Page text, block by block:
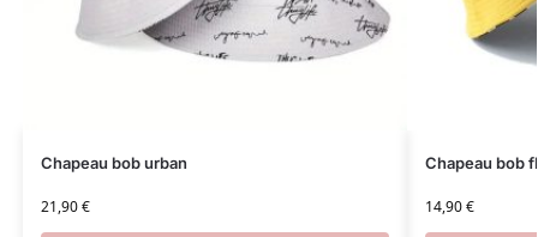
Chapeau bob urban
21,90€
Chapeau bob
14,90€